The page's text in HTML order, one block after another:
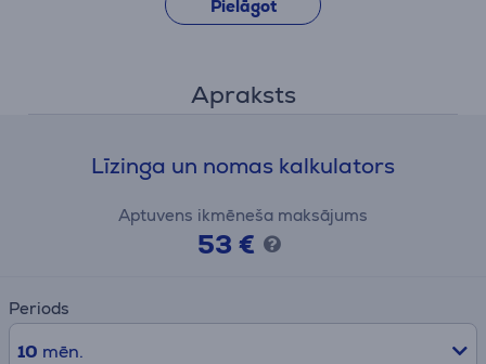
Pielāgot
Apraksts
Līzinga un nomas kalkulators
Aptuvens ikmēneša maksājums
53 €
Periods
10 mēn.